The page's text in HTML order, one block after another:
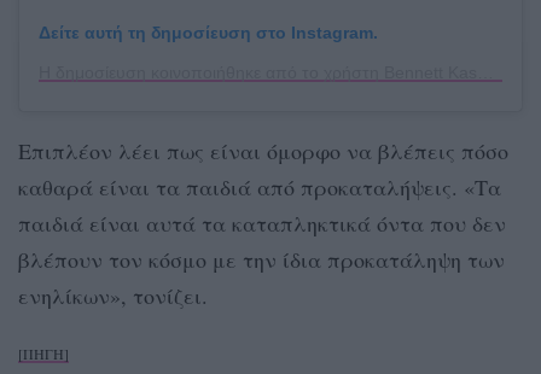
Δείτε αυτή τη δημοσίευση στο Instagram.
Επιπλέον λέει πως είναι όμορφο να βλέπεις πόσο
καθαρά είναι τα παιδιά από προκαταλήψεις. «Τα
παιδιά είναι αυτά τα καταπληκτικά όντα που δεν
βλέπουν τον κόσμο με την ίδια προκατάληψη των
ενηλίκων», τονίζει.
[ΠΗΓΗ]